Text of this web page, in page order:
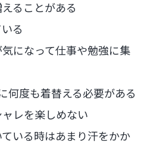
ることがある
る
になって仕事や勉強に集
何度も着替える必要がある
レを楽しめない
いる時はあまり汗をかか